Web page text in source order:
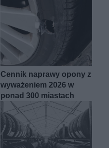
Cennik naprawy opony z
wyważeniem 2026 w
ponad 300 miastach